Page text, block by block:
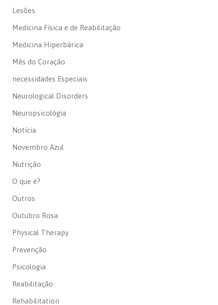
Lesões
Medicina Física e de Reabilitação
Medicina Hiperbárica
Mês do Coração
necessidades Especiais
Neurological Disorders
Neuropsicológia
Notícia
Novembro Azul
Nutrição
O que é?
Outros
Outubro Rosa
Physical Therapy
Prevenção
Psicologia
Reabilitação
Rehabilitation